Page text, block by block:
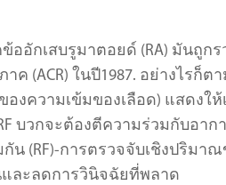
ออักเสบรูมาตอยด์ (RA) มันถูกร
ค (ACR) ในปี1987. อย่างไรก็ต
งความเข้มของเลือด) แสดงให้
บวกจะต้องตีความร่วมกับอาก
(RF)-การตรวจจับเชิงปริมาณ
และลดการวินิจฉัยที่พลาด